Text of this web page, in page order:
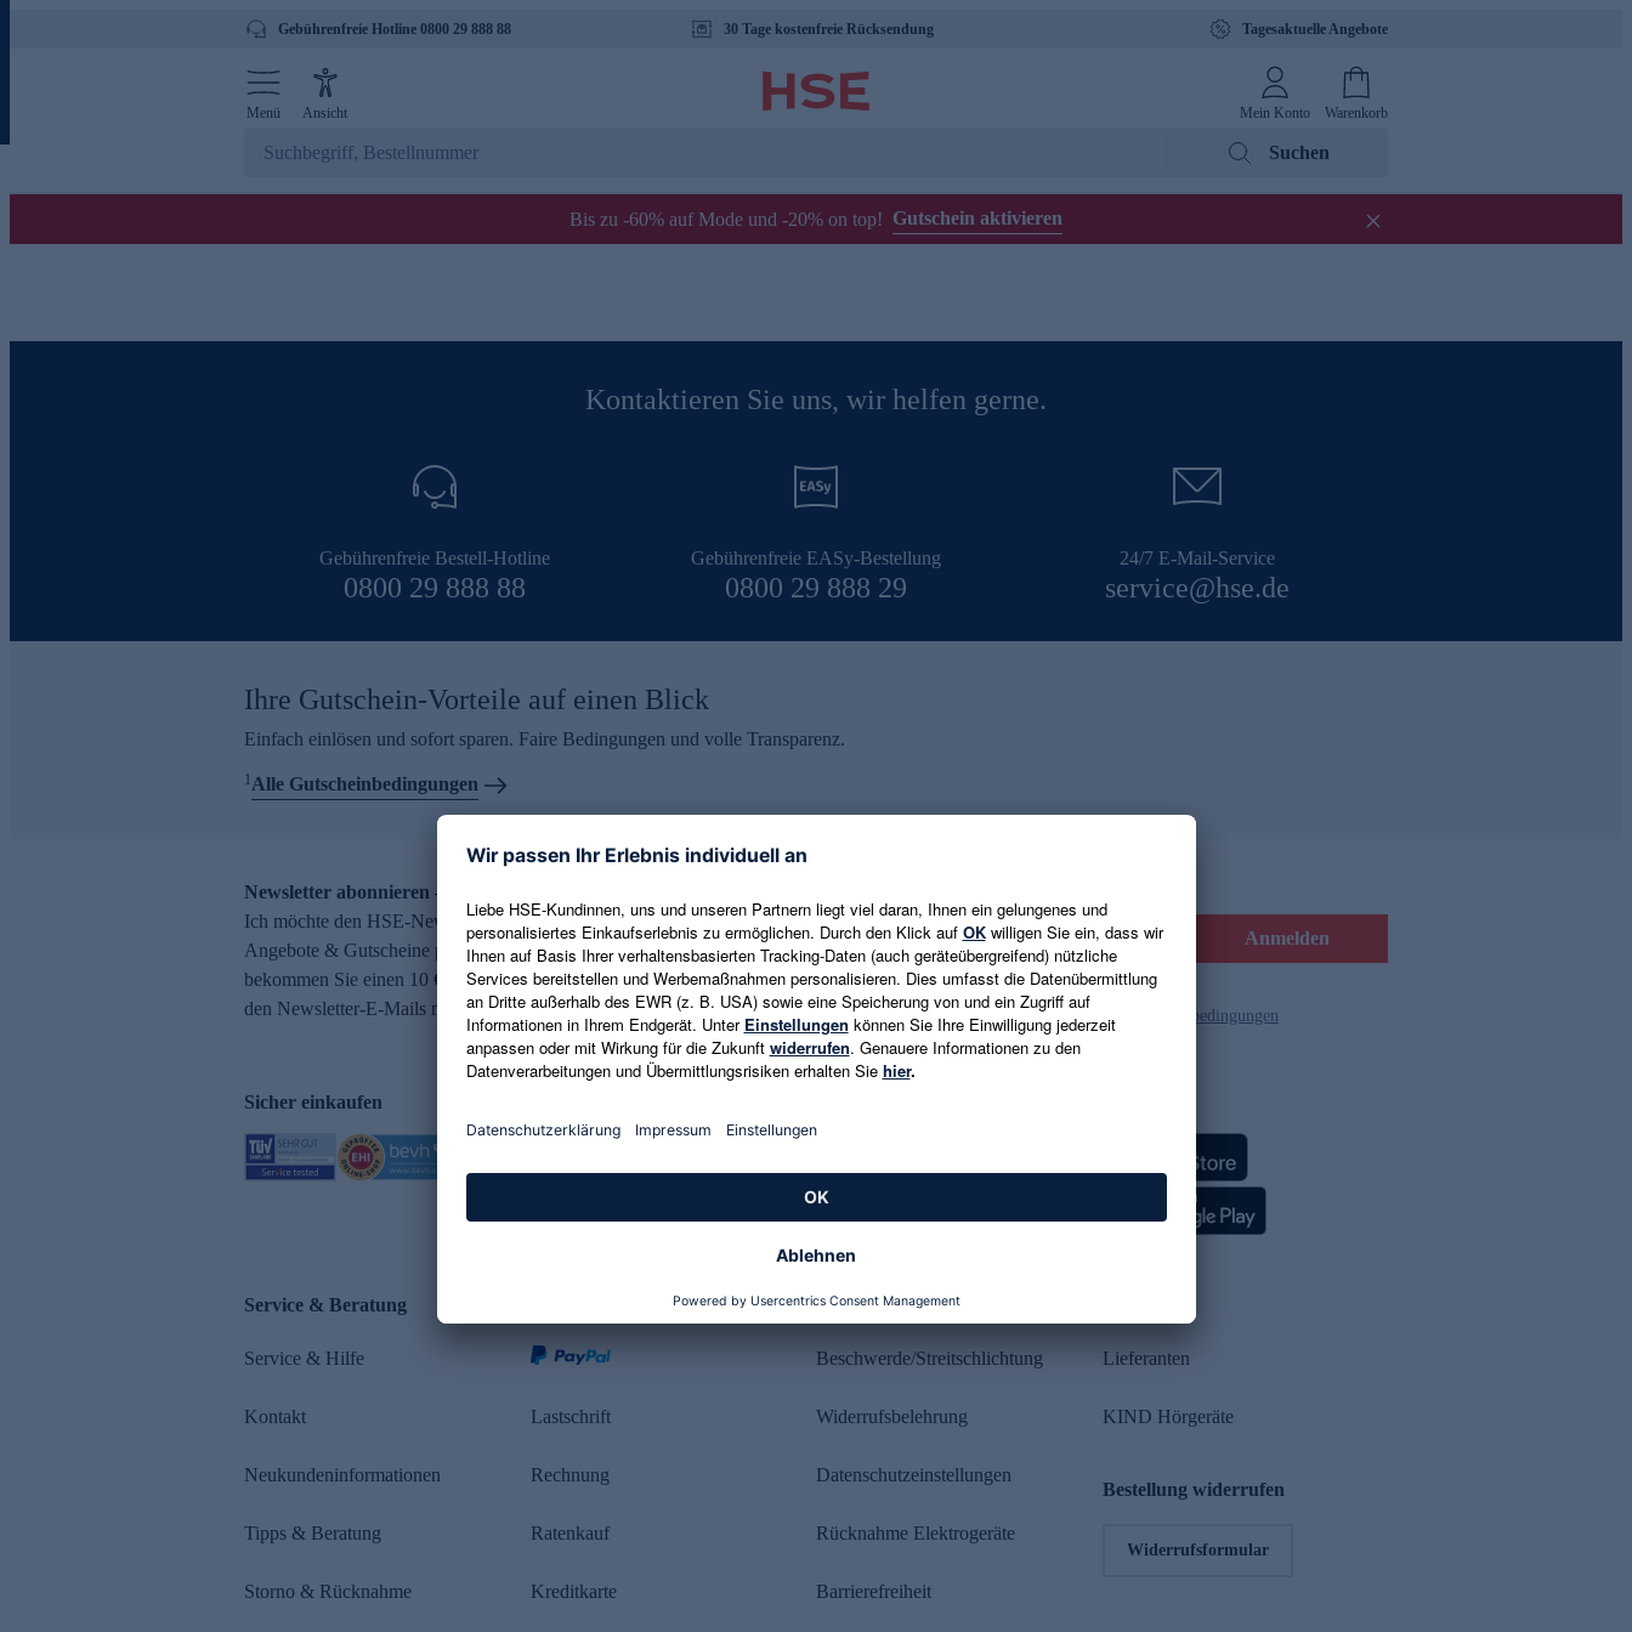
Gebührenfreie Hotline 0800 29 888 88 30 Tage kostenfreie Rücksendung Tagesaktuelle Angebote
Menü Ansicht Mein Konto Warenkorb
Suchen
Bis zu -60% auf Mode und -20% on top! Gutschein aktivieren
Kontaktieren Sie uns, wir helfen gerne.
Gebührenfreie Bestell-Hotline
0800 29 888 88
Gebührenfreie EASy-Bestellung
0800 29 888 29
24/7 E-Mail-Service
service@hse.de
Ihre Gutschein-Vorteile auf einen Blick
Einfach einlösen und sofort sparen. Faire Bedingungen und volle Transparenz.
1Alle Gutscheinbedingungen
Newsletter abonnieren – 10 € Gutschein erhalten
Ich möchte den HSE-Newsletter abonnieren und aktuelle Trends,
Angebote & Gutscheine per E-Mail erhalten. Als Dankeschön
bekommen Sie einen 10 € Gutschein. Eine Abmeldung ist jederzeit in
den Newsletter-E-Mails möglich.
E-Mail-Adresse eingeben Anmelden
Es gelten die Datenschutzrichtlinien und die Gutscheinbedingungen
Sicher einkaufen
Service & Beratung
Service & Hilfe
Kontakt
Neukundeninformationen
Tipps & Beratung
Storno & Rücknahme
Lastschrift
Rechnung
Ratenkauf
Kreditkarte
Rechtliches
Beschwerde/Streitschlichtung
Widerrufsbelehrung
Datenschutzeinstellungen
Rücknahme Elektrogeräte
Barrierefreiheit
Lieferanten
KIND Hörgeräte
Bestellung widerrufen
Widerrufsformular